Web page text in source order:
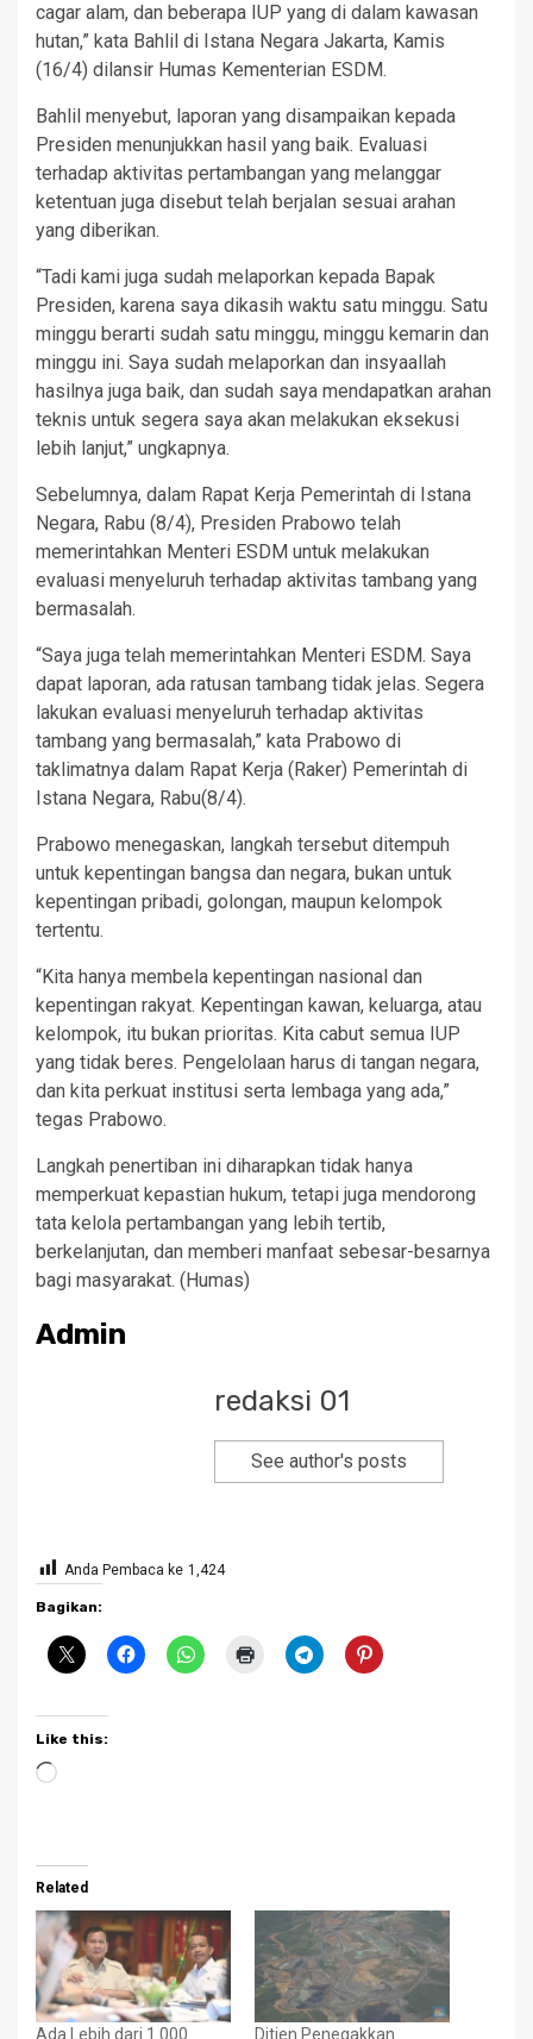
cagar alam, dan beberapa IUP yang di dalam kawasan
hutan,” kata Bahlil di Istana Negara Jakarta, Kamis
(16/4) dilansir Humas Kementerian ESDM.
Bahlil menyebut, laporan yang disampaikan kepada
Presiden menunjukkan hasil yang baik. Evaluasi
terhadap aktivitas pertambangan yang melanggar
ketentuan juga disebut telah berjalan sesuai arahan
yang diberikan.
“Tadi kami juga sudah melaporkan kepada Bapak
Presiden, karena saya dikasih waktu satu minggu. Satu
minggu berarti sudah satu minggu, minggu kemarin dan
minggu ini. Saya sudah melaporkan dan insyaallah
hasilnya juga baik, dan sudah saya mendapatkan arahan
teknis untuk segera saya akan melakukan eksekusi
lebih lanjut,” ungkapnya.
Sebelumnya, dalam Rapat Kerja Pemerintah di Istana
Negara, Rabu (8/4), Presiden Prabowo telah
memerintahkan Menteri ESDM untuk melakukan
evaluasi menyeluruh terhadap aktivitas tambang yang
bermasalah.
“Saya juga telah memerintahkan Menteri ESDM. Saya
dapat laporan, ada ratusan tambang tidak jelas. Segera
lakukan evaluasi menyeluruh terhadap aktivitas
tambang yang bermasalah,” kata Prabowo di
taklimatnya dalam Rapat Kerja (Raker) Pemerintah di
Istana Negara, Rabu(8/4).
Prabowo menegaskan, langkah tersebut ditempuh
untuk kepentingan bangsa dan negara, bukan untuk
kepentingan pribadi, golongan, maupun kelompok
tertentu.
“Kita hanya membela kepentingan nasional dan
kepentingan rakyat. Kepentingan kawan, keluarga, atau
kelompok, itu bukan prioritas. Kita cabut semua IUP
yang tidak beres. Pengelolaan harus di tangan negara,
dan kita perkuat institusi serta lembaga yang ada,”
tegas Prabowo.
Langkah penertiban ini diharapkan tidak hanya
memperkuat kepastian hukum, tetapi juga mendorong
tata kelola pertambangan yang lebih tertib,
berkelanjutan, dan memberi manfaat sebesar-besarnya
bagi masyarakat. (Humas)
Admin
redaksi 01
See author's posts
Anda Pembaca ke 1,424
Bagikan:
Like this:
Loading…
Related
Ada Lebih dari 1.000 Ditjen Penegakkan